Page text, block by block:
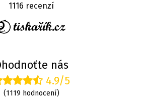
1116 recenzí
nás
4.9/5
(1119 hodnocení)